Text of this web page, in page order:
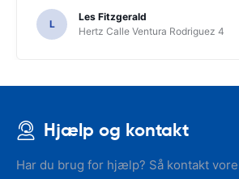
L
Les Fitzgerald
Hertz Calle Ventura Rodriguez 4
Hjælp og kontakt
Har du brug for hjælp? Så kontakt